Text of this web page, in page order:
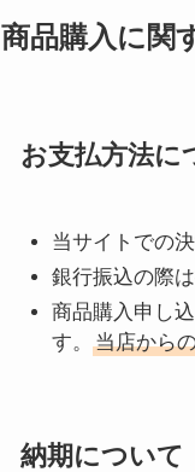
商品購入に関
お支払方法に
当サイトでの
銀行振込の際
商品購入申し
す。
当店から
納期について